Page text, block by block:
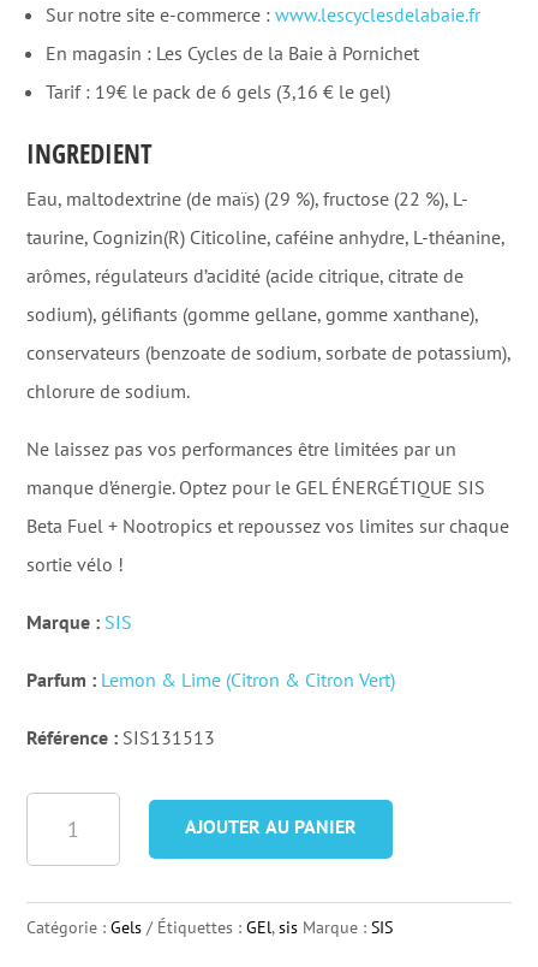
Sur notre site e-commerce :www.lescyclesdelabaie.fr
En magasin : Les Cycles de la Baie à Pornichet
Tarif : 19€ le pack de 6 gels (3,16 € le gel)
INGREDIENT
Eau, maltodextrine (de maïs) (29 %), fructose (22 %), L-
taurine, Cognizin(R) Citicoline, caféine anhydre, L-théanine,
arômes, régulateurs d’acidité (acide citrique, citrate de
sodium), gélifiants (gomme gellane, gomme xanthane),
conservateurs (benzoate de sodium, sorbate de potassium),
chlorure de sodium.
Ne laissez pas vos performances être limitées par un
manque d’énergie. Optez pour le GEL ÉNERGÉTIQUE SIS
Beta Fuel + Nootropics et repoussez vos limites sur chaque
sortie vélo !
Marque : SIS
Parfum : Lemon & Lime (Citron & Citron Vert)
Référence : SIS131513
Energétique
AJOUTER AU PANIER
Catégorie :Gels Étiquettes :GEl,sis Marque :SIS